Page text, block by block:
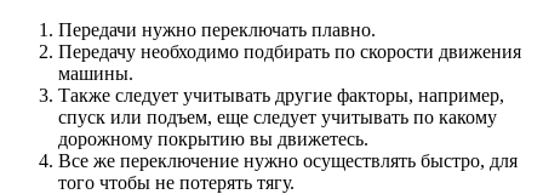
Передачи нужно переключать плавно.
Передачу необходимо подбирать по скорости движения
машины.
Также следует учитывать другие факторы, например,
спуск или подъем, еще следует учитывать по какому
дорожному покрытию вы движетесь.
Все же переключение нужно осуществлять быстро, для
того чтобы не потерять тягу.